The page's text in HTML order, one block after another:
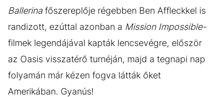
Ballerinafőszereplője régebben Ben Affleckkel is
randizott, ezúttal azonban a Mission Impossible-
filmek legendájával kapták lencsevégre, először
az Oasis visszatérő turnéján, majd a tegnapi nap
folyamán már kézen fogva látták őket
Amerikában. Gyanús!